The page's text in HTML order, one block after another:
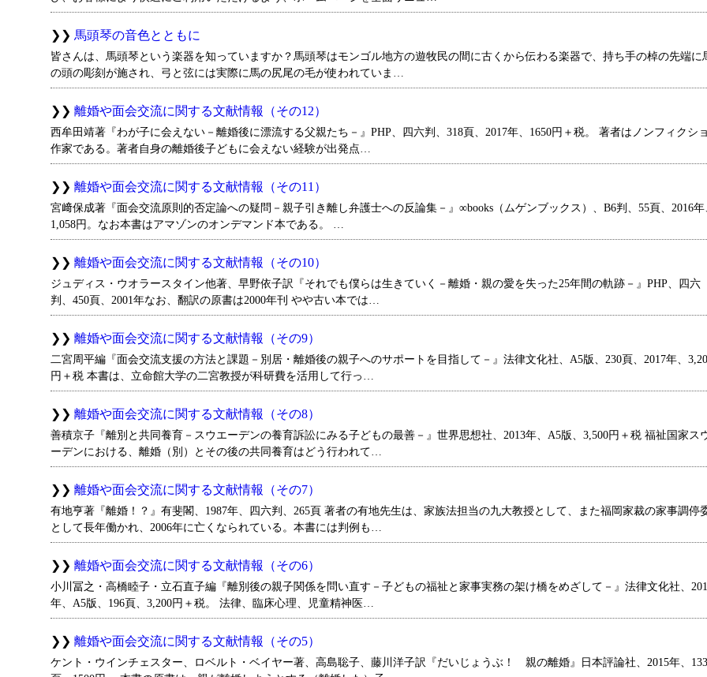
馬頭琴の音色とともに
皆さんは、馬頭琴という楽器を知っていますか？馬頭琴はモンゴル地方の遊牧民の間に古くから伝わる楽器で、持ち手の棹の先端に
の頭の彫刻が施され、弓と弦には実際に馬の尻尾の毛が使われていま…
離婚や面会交流に関する文献情報（その12）
西牟田靖著『わが子に会えない－離婚後に漂流する父親たち－』PHP、四六判、318頁、2017年、1650円＋税。 著者はノンフィクシ
作家である。著者自身の離婚後子どもに会えない経験が出発点…
離婚や面会交流に関する文献情報（その11）
宮﨑保成著『面会交流原則的否定論への疑問－親子引き離し弁護士への反論集－』∞books（ムゲンブックス）、B6判、55頁、2016年
1,058円。なお本書はアマゾンのオンデマンド本である。 …
離婚や面会交流に関する文献情報（その10）
ジュディス・ウオラースタイン他著、早野依子訳『それでも僕らは生きていく－離婚・親の愛を失った25年間の軌跡－』PHP、四六
判、450頁、2001年なお、翻訳の原書は2000年刊 やや古い本では…
離婚や面会交流に関する文献情報（その9）
二宮周平編『面会交流支援の方法と課題－別居・離婚後の親子へのサポートを目指して－』法律文化社、A5版、230頁、2017年、
円＋税 本書は、立命館大学の二宮教授が科研費を活用して行っ…
離婚や面会交流に関する文献情報（その8）
善積京子『離別と共同養育－スウエーデンの養育訴訟にみる子どもの最善－』世界思想社、2013年、A5版、3,500円＋税 福祉国家ス
ーデンにおける、離婚（別）とその後の共同養育はどう行われて…
離婚や面会交流に関する文献情報（その7）
有地亨著『離婚！？』有斐閣、1987年、四六判、265頁 著者の有地先生は、家族法担当の九大教授として、また福岡家裁の家事調停
として長年働かれ、2006年に亡くなられている。本書には判例も…
離婚や面会交流に関する文献情報（その6）
小川冨之・高橋睦子・立石直子編『離別後の親子関係を問い直す－子どもの福祉と家事実務の架け橋をめざして－』法律文化社、
年、A5版、196頁、3,200円＋税。 法律、臨床心理、児童精神医…
離婚や面会交流に関する文献情報（その5）
ケント・ウインチェスター、ロベルト・ベイヤー著、高島聡子、藤川洋子訳『だいじょうぶ！ 親の離婚』日本評論社、2015年、133